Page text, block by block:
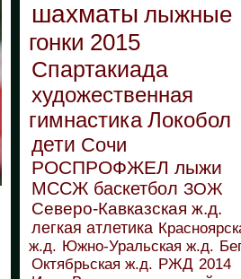
шахматы лыжные
гонки 2015
Спартакиада
художественная
гимнастика Локобол
дети Сочи
РОСПРОФЖЕЛ лыжи
МССЖ баскетбол ЗОЖ
Северо-Кавказская ж.д.
легкая атлетика
ж.д. Южно-Уральская ж.д.
Октябрьская ж.д. РЖД 2014